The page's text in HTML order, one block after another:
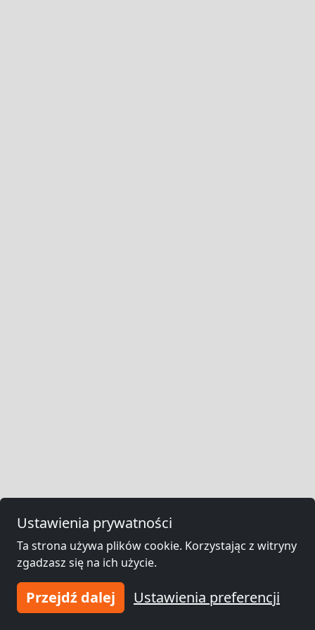
Ustawienia prywatności
Ta strona używa plików cookie. Korzystając z witryny
zgadzasz się na ich użycie.
Przejdź dalej Ustawienia preferencji